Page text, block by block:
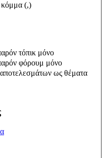
κόμμα (,)
τόπικ μόνο
φόρουμ μόνο
ως θέματα